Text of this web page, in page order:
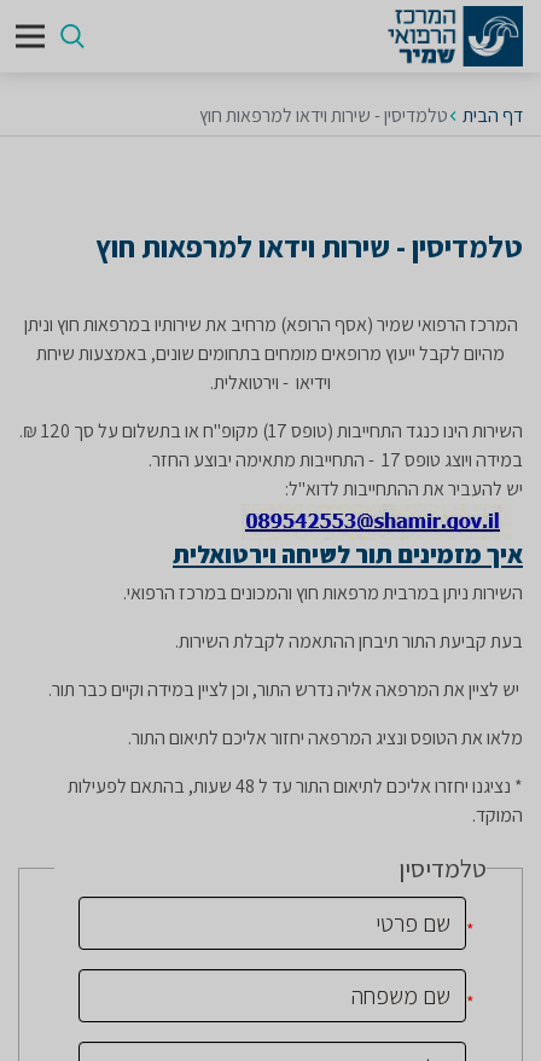
דף הבית טלמדיסין - שירות וידאו למרפאות חוץ
טלמדיסין - שירות וידאו למרפאות חוץ
המרכז הרפואי שמיר (אסף הרופא) מרחיב את שירותיו במרפאות חוץ וניתן
מהיום לקבל ייעוץ מרופאים מומחים בתחומים שונים, באמצעות שיחת
וידיאו - וירטואלית.
השירות הינו כנגד התחייבות (טופס 17) מקופ"ח או בתשלום על סך 120 ₪.
במידה ויוצג טופס 17 - התחייבות מתאימה יבוצע החזר
.
יש להעביר את ההתחייבות לדוא"ל:
איך מזמינים תור לשיחה וירטואלית
השירות ניתן במרבית מרפאות חוץ והמכונים במרכז הרפואי.
בעת קביעת התור תיבחן ההתאמה לקבלת השירות.
יש לציין את המרפאה אליה נדרש התור, וכן לציין במידה וקיים כבר תור.
מלאו את הטופס ונציג המרפאה יחזור אליכם לתיאום התור.
* נציגנו יחזרו אליכם לתיאום התור עד ל 48 שעות, בהתאם לפעילות
המוקד.
טלמדיסין
*
*